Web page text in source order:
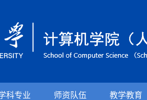
科专业 师资队伍 教学教育